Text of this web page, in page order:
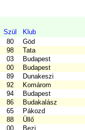
Szül
Klub
80
Göd
98
Tata
03
Budapest
00
Budapest
89
Dunakeszi
92
Komárom
94
Budapest
86
Budakalász
65
Pákozd
88
Üllő
00
Bezi